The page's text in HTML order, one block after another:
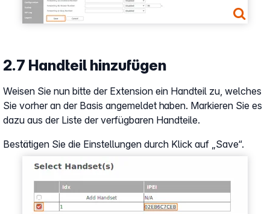
2.7 Handteil hinzufügen
Show larger version
Weisen Sie nun bitte der Extension ein Handteil zu, welches
Sie vorher an der Basis angemeldet haben. Markieren Sie es
dazu aus der Liste der verfügbaren Handteile.
Bestätigen Sie die Einstellungen durch Klick auf „Save“.